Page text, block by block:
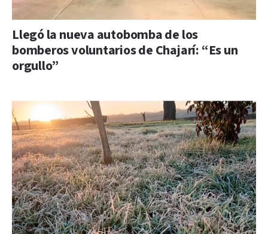
Llegó la nueva autobomba de los
bomberos voluntarios de Chajarí: “Es un
orgullo”